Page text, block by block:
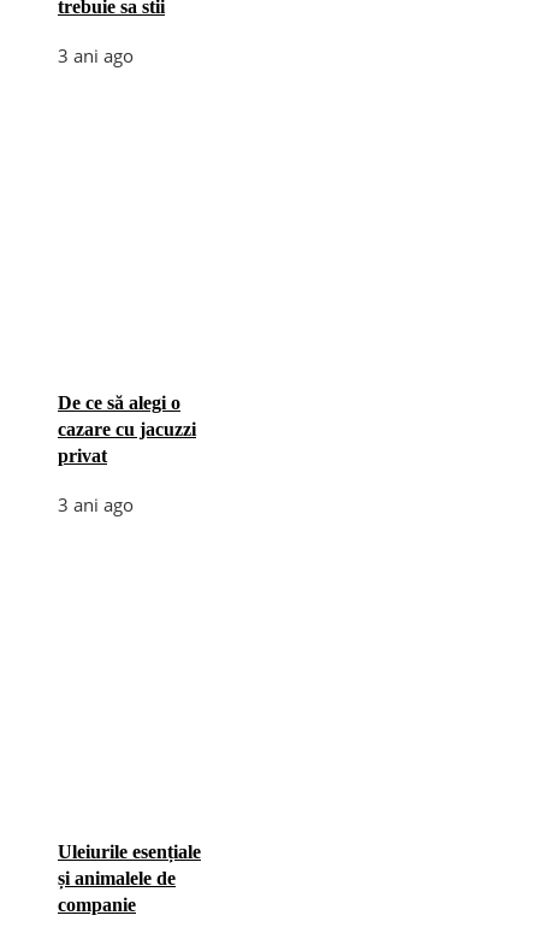
trebuie sa stii
3 ani ago
De ce să alegi o
cazare cu jacuzzi
privat
3 ani ago
Uleiurile esențiale
și animalele de
companie